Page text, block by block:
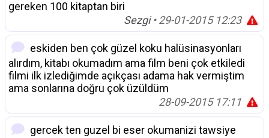
gereken 100 kitaptan biri
Sezgi• 29-01-2015 12:23
eskiden ben çok güzel koku halüsinasyonları
alırdım, kitabı okumadım ama film beni çok etkiledi
filmi ilk izlediğimde açıkçası adama hak vermiştim
ama sonlarına doğru çok üzüldüm
28-09-2015 17:11
gercek ten guzel bi eser okumanizi tawsiye